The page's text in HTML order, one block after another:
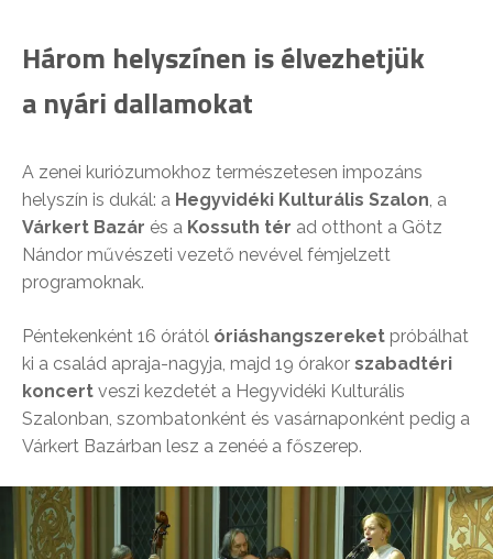
Három helyszínen is élvezhetjük
a nyári dallamokat
A zenei kuriózumokhoz természetesen impozáns
helyszín is dukál: a Hegyvidéki Kulturális Szalon, a
Várkert Bazár és a Kossuth tér ad otthont a Götz
Nándor művészeti vezető nevével fémjelzett
programoknak.
Péntekenként 16 órától óriáshangszereket próbálhat
ki a család apraja-nagyja, majd 19 órakor szabadtéri
koncert veszi kezdetét a Hegyvidéki Kulturális
Szalonban, szombatonként és vasárnaponként pedig a
Várkert Bazárban lesz a zenéé a főszerep.